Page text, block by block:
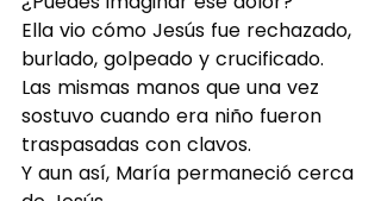
Ella vio cómo Jesús fue rechazado,
burlado, golpeado y crucificado.
Las mismas manos que una vez
sostuvo cuando era niño fueron
traspasadas con clavos.
Y aun así, María permaneció cerca